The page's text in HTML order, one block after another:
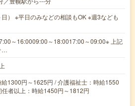
） ※平日のみなどの相談もOK ※週3なども
～16:0009:00～18:0017:00～09:00※ 上記
…
1300円～1625円 / 介護福祉士：時給1550
任者以上：時給1450円～1812円